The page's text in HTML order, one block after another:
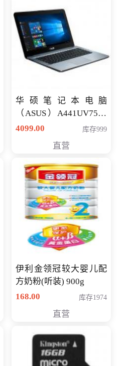
华硕笔记本电脑
（ASUS）A441UV7500
顽石（7代i7-7500U 4G
4099.00 库存999
直营
伊利金领冠较大婴儿配
方奶粉(听装) 900g
168.00
库存1974
直营